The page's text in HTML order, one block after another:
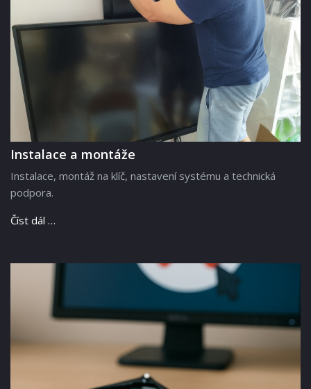
Instalace a montáže
Instalace, montáž na klíč, nastavení systému a technická
podpora.
Číst dál …